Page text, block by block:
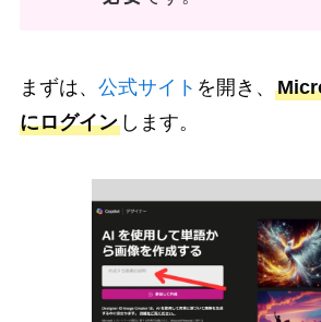
まずは、 公式サイト を開き、
にログインします。